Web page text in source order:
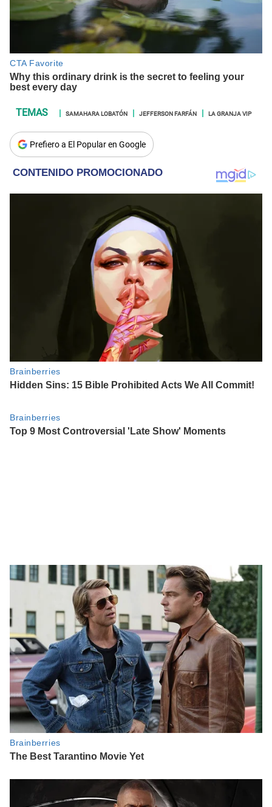
SAMAHARA LOBATÓN JEFFERSON FARFÁN LA GRANJA VIP
Prefiero a El Popular en Google